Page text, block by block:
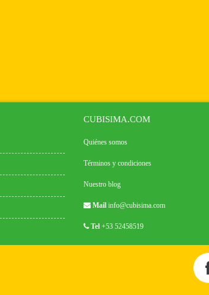
CUBISIMA.COM
Quiénes somos
Términos y condiciones
Nuestro blog
Mail info@cubisima.com
Tel +53 52458519